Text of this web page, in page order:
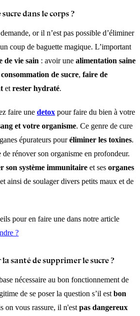
dans le corps ?
or il n’est pas possible d’éliminer
coup de baguette magique. L’important
de vie sain : avoir une alimentation saine
de sucre, faire de
et rester hydraté.
faire une detox pour faire du bien à votre
et votre organisme. Ce genre de cure
épurateurs pouréliminer les toxines.
de rénover son organisme en profondeur.
son système immunitaire et ses organes
ainsi de soulager divers petits maux et de
pour en faire une dans notre article
?
santé de supprimer le sucre ?
nécessaire au bon fonctionnement de
de se poser la question s’il est bon
on vous rassure, il n'est pas dangereux